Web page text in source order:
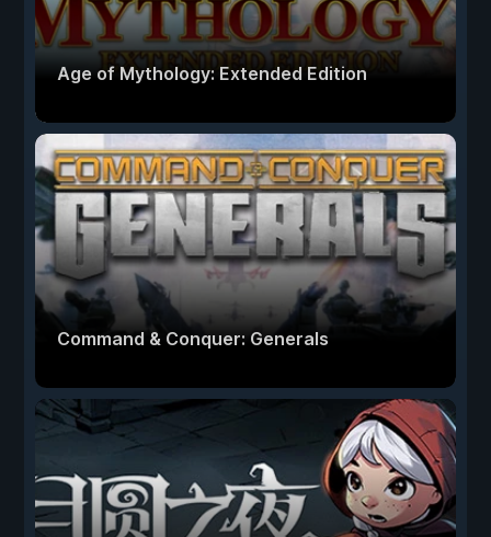
Age of Mythology: Extended Edition
Command & Conquer: Generals